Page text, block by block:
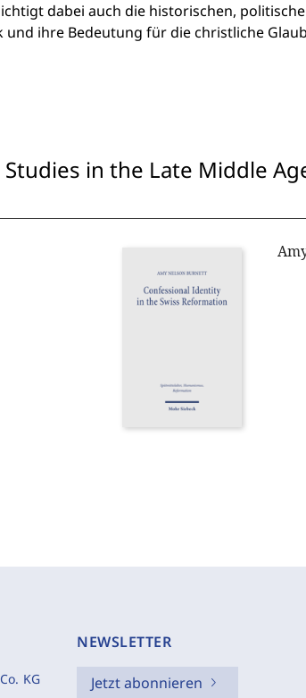
dabei auch die historischen,
ihre Bedeutung für die christliche
in the Late Middle
KG
NEWSLETTER
Jetzt abonnieren